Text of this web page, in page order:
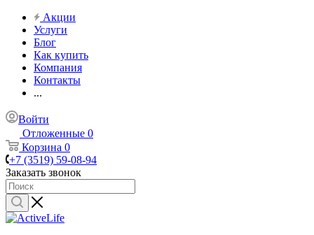
Акции
Услуги
Блог
Как купить
Компания
Контакты
...
Войти
Отложенные 0
Корзина 0
+7 (3519) 59-08-94
Заказать звонок